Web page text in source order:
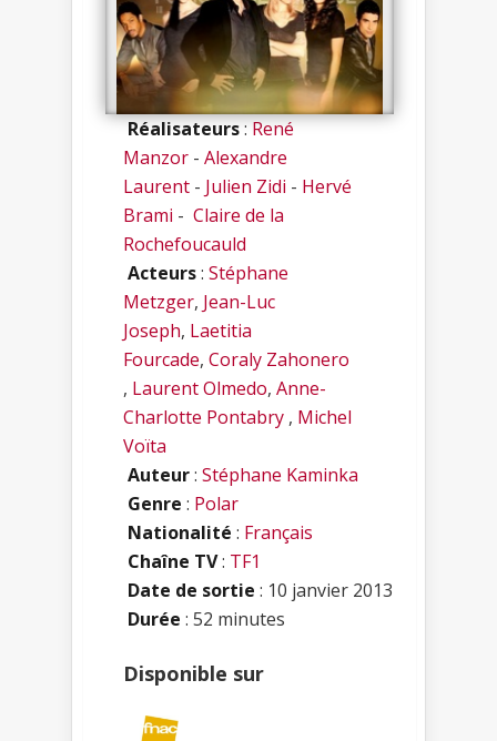
Réalisateurs:René
Manzor - Alexandre
Laurent - Julien Zidi - Hervé
Brami - Claire de la
Rochefoucauld
Acteurs: Stéphane
Metzger, Jean-Luc
Joseph, Laetitia
Fourcade, Coraly Zahonero
, Laurent Olmedo, Anne-
Charlotte Pontabry , Michel
Voïta
Auteur: Stéphane Kaminka
Genre : Polar
Nationalité : Français
Chaîne TV: TF1
Date de sortie : 10 janvier 2013
Durée : 52 minutes
Disponible sur